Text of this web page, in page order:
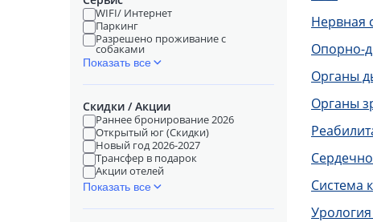
WIFI/ Интернет
Паркинг
Разрешено проживание с
собаками
Показать все
Скидки / Акции
Раннее бронирование 2026
Открытый юг (Скидки)
Новый год 2026-2027
Трансфер в подарок
Акции отелей
Показать все
Нервная
Опорно-
Органы
Органы
Система